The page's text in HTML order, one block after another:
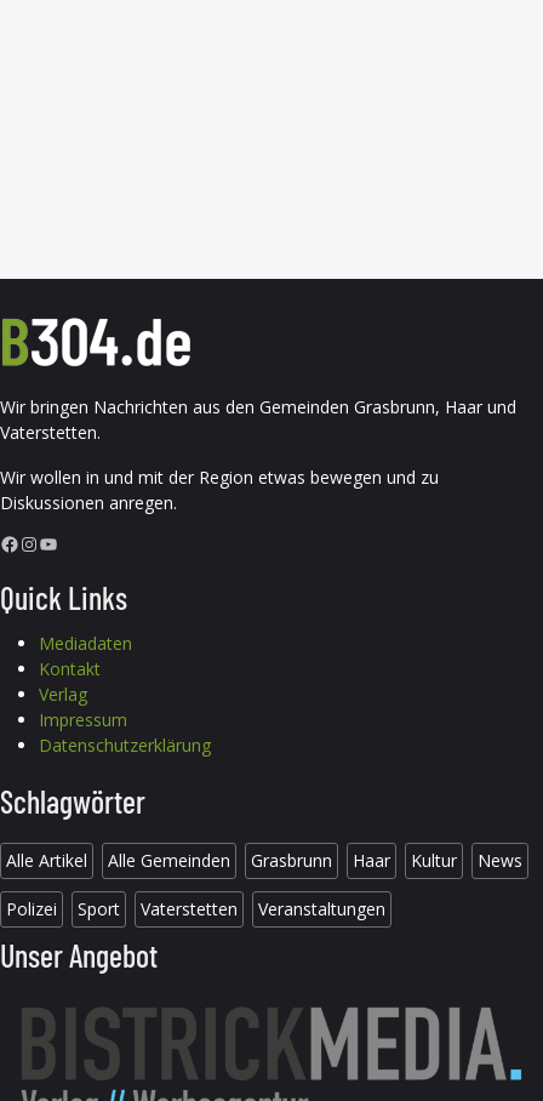
Wir bringen Nachrichten aus den Gemeinden Grasbrunn, Haar und
Vaterstetten.
Wir wollen in und mit der Region etwas bewegen und zu
Diskussionen anregen.
Facebook InstagramYouTube
Quick Links
Mediadaten
Kontakt
Verlag
Impressum
Datenschutzerklärung
Schlagwörter
Alle Artikel Alle Gemeinden Grasbrunn Haar Kultur News
Polizei Sport Vaterstetten Veranstaltungen
Unser Angebot